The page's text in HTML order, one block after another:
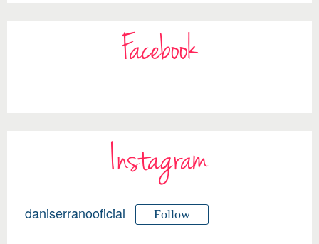
Facebook
Instagram
daniserranooficial Follow